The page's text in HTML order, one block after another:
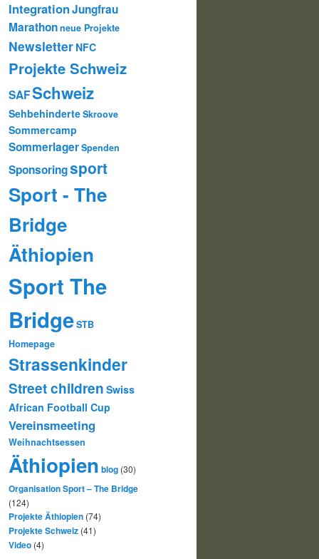
IntegrationJungfrau
Marathonneue Projekte
Newsletter NFC
Projekte Schweiz
SAFSchweiz
SehbehinderteSkroove
Sommercamp
SommerlagerSpenden
Sponsoringsport
Sport - The
Bridge
Äthiopien
Sport The
BridgeSTB
Homepage
Strassenkinder
Street children Swiss
African Football Cup
Vereinsmeeting
Weihnachtsessen
Äthiopien blog (30)
Organisation Sport – The Bridge
(124)
Projekte Äthiopien (74)
Projekte Schweiz (41)
Video (4)